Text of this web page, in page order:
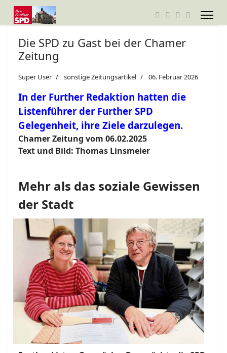
Die SPD zu Gast bei der Chamer
Zeitung
Super User sonstige Zeitungsartikel 06. Februar 2026
In der Further Redaktion hatten die
Listenführer der Further SPD
Gelegenheit, ihre Ziele darzulegen.
Chamer Zeitung vom 06.02.2025
Text und Bild: Thomas Linsmeier
Mehr als das soziale Gewissen
der Stadt